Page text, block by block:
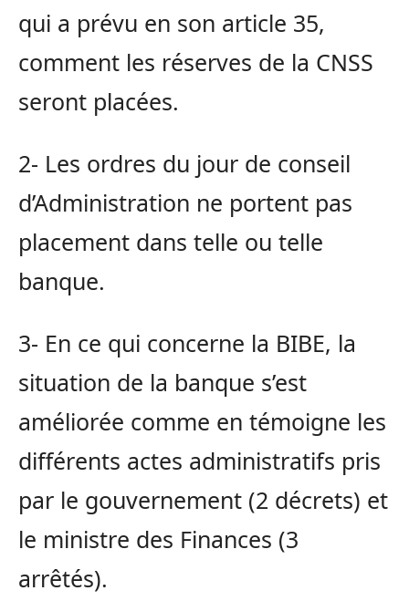
qui a prévu en son article 35,
comment les réserves de la CNSS
seront placées.
2- Les ordres du jour de conseil
d’Administration ne portent pas
placement dans telle ou telle
banque.
3- En ce qui concerne la BIBE, la
situation de la banque s’est
améliorée comme en témoigne les
différents actes administratifs pris
par le gouvernement (2 décrets) et
le ministre des Finances (3
arrêtés).